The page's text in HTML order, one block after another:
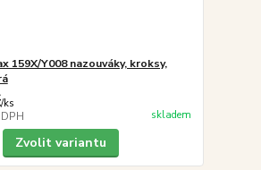
159X/Y008 nazouváky, kroksy,
/ks
skladem
Zvolit variantu